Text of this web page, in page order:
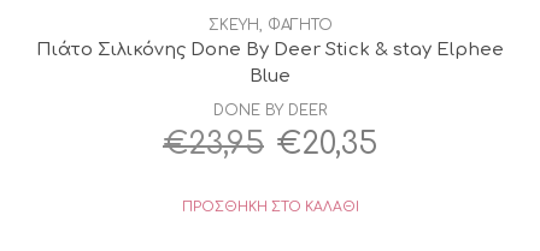
ΣΚΕΥΗ, ΦΑΓΗΤΟ
Πιάτο Σιλικόνης Done By Deer Stick & stay Elphee
Blue
DONE BY DEER
€23,95 Original
€20,35
ΠΡΟΣΘΉΚΗ ΣΤΟ ΚΑΛΆΘΙ